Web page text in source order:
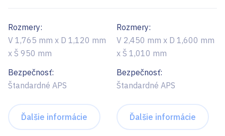
Rozmery:
V 1,765 mm x D 1,120 mm
x Š 950 mm
Bezpečnosť:
Štandardné APS
Rozmery:
V 2,450 mm x D 1,600 mm
x Š 1,010 mm
Bezpečnosť:
Štandardné APS
Ďalšie informácie Ďalšie informácie